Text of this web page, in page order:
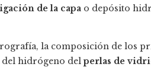
de la capa o depósito
la composición de los
del hidrógeno delperlas de